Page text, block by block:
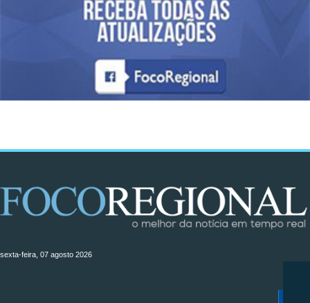
sexta-feira, 07 agosto 2026